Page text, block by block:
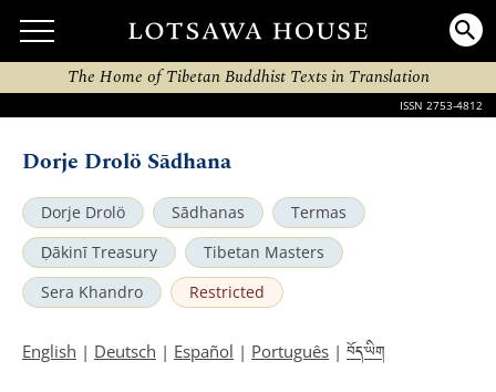
The Home of Tibetan Buddhist Texts in Translation
ISSN 2753-4812
Dorje Drolö Sādhana
Dorje Drolö Sādhanas
Termas
Ḍākinī Treasury
Tibetan Masters
Sera Khandro
Restricted
English | Deutsch | Español | Português | བོད་ཡིག